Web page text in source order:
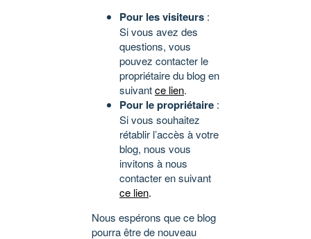
Pour les visiteurs :
Si vous avez des
questions, vous
pouvez contacter le
propriétaire du blog en
suivantce lien.
Pour le propriétaire :
Si vous souhaitez
rétablir l’accès à votre
blog, nous vous
invitons à nous
contacter en suivant
ce lien.
Nous espérons que ce blog
pourra être de nouveau